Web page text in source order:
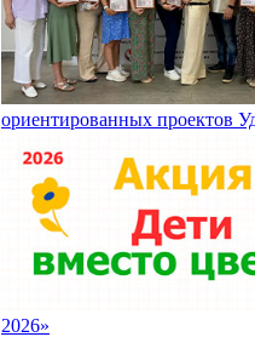
ориентированных проектов
2026»